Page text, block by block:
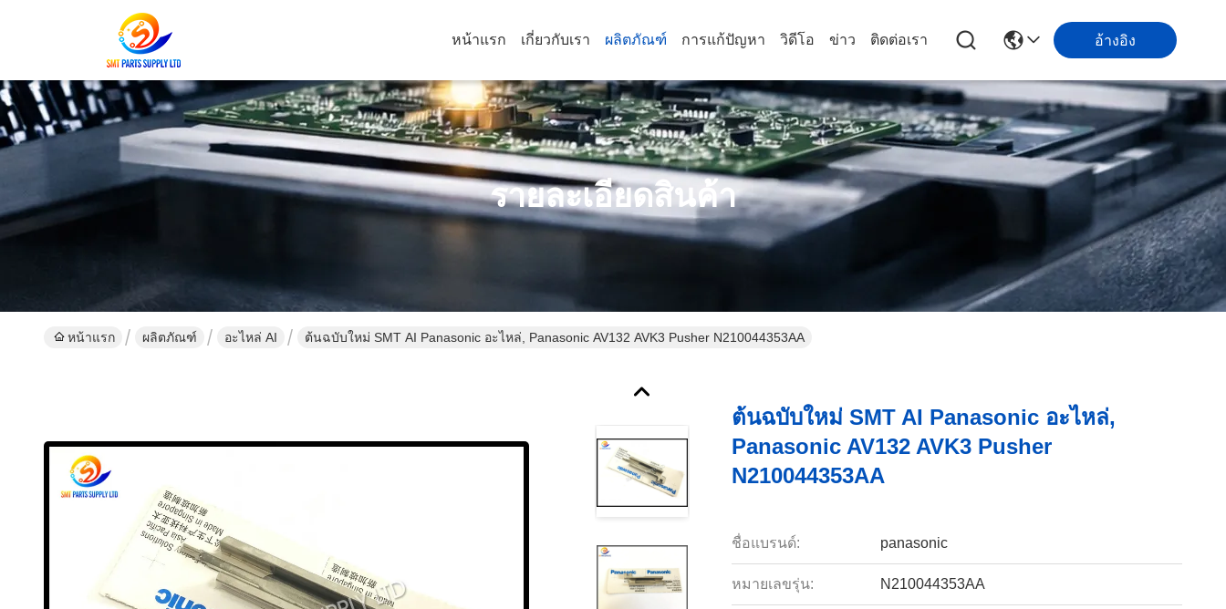
หน้าแรก เกี่ยวกับเรา ผลิตภัณฑ์ การแก้ปัญหา วิดีโอ ข่าว ติดต่อเรา อ้างอิง
รายละเอียดสินค้า
หน้าแรก ผลิตภัณฑ์ อะไหล่ AI ต้นฉบับใหม่ SMT AI Panasonic อะไหล่, Panasonic AV132 AVK3 Pusher N210044353AA
ต้นฉบับใหม่ SMT AI Panasonic อะไหล่,
Panasonic AV132 AVK3 Pusher
N210044353AA
ชื่อแบรนด์: panasonic
หมายเลขรุ่น: N210044353AA